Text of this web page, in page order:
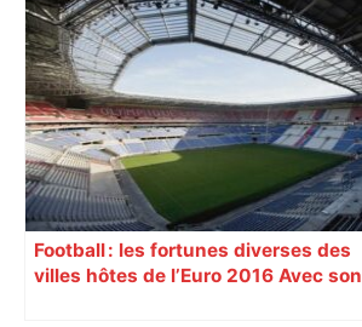
OM : les trois choses à savoir sur
Toulouse – La Provence
Football : les fortunes diverses des
villes hôtes de l’Euro 2016 Avec son